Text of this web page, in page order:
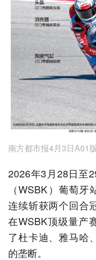
南方都市报4月3日A01版
2026年3月28日至
（WSBK）葡萄
连续斩获两个回合
在WSBK顶级量产
了杜卡迪、雅马哈
的垄断。